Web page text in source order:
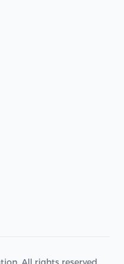
All rights reserved.